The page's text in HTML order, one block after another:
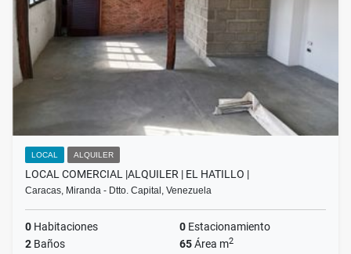
LOCAL ALQUILER
LOCAL COMERCIAL |ALQUILER | EL HATILLO |
Caracas, Miranda - Dtto. Capital, Venezuela
0 Habitaciones 0 Estacionamiento
2 Baños 65Área m2